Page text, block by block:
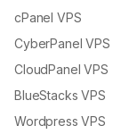
cPanel VPS
CyberPanel VPS
CloudPanel VPS
BlueStacks VPS
Wordpress VPS